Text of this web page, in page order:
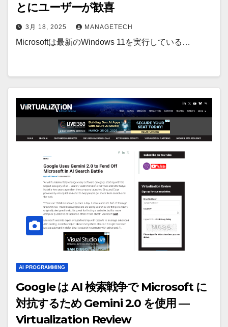
とにユーザーが歓喜
3月 18, 2025 MANAGETECH
Microsoftは最新のWindows 11を実行している…
AI PROGRAMMING
Google は AI 検索戦争で Microsoft に
対抗するため Gemini 2.0 を使用 —
Virtualization Review